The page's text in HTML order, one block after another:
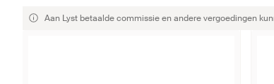
Aan Lyst betaalde commissie en andere vergoedingen